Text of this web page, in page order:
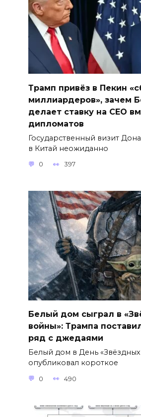
Трамп привёз в Пекин
миллиардеров», зачем
делает ставку на CEO
дипломатов
Государственный визит
в Китай неожиданно
0 397
Белый дом сыграл в
войны»: Трампа
ряд с джедаями
Белый дом в День
опубликовал короткое
0 490